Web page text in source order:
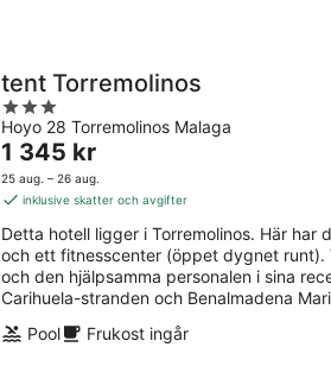
14
tent Torremolinos
3
out
of
5
Hoyo 28 Torremolinos Malaga
Priset
är
1 345 kr
natt
1 345 kr
25 aug. – 26 aug.
inklusive skatter och avgifter
Detta hotell ligger i Torremolinos. Här
och ett fitnesscenter (öppet dygnet
och den hjälpsamma personalen i sina
Carihuela-stranden och Benalmadena
Pool
Frukost ingår